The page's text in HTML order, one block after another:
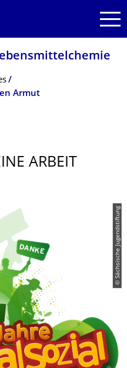
Armut
ARBEIT
© Sächsische Jugendstiftung